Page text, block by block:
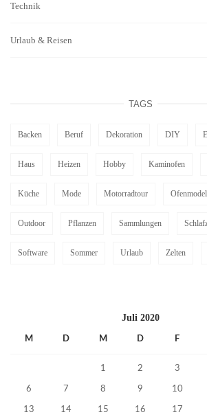
Technik
Urlaub & Reisen
TAGS
Backen Beruf Dekoration DIY
Haus Heizen Hobby Kaminofen
Küche Mode Motorradtour
Outdoor Pflanzen Sammlungen
Software Sommer Urlaub Zelten
Juli 2020
M D M D F
1 2 3
6 7 8 9 10
13 14 15 16 17